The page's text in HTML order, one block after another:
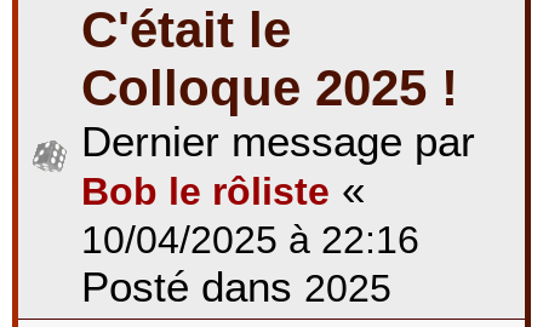
C'était le
Colloque 2025 !
Dernier message par
Bob le rôliste «
10/04/2025 à 22:16
Posté dans 2025